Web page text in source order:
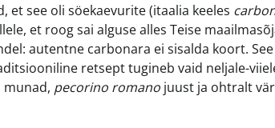
see oli söekaevurite (itaalia keeles
et roog sai alguse alles Teise
autentne carbonara ei sisalda koort.
retsept tugineb vaid neljale-
munad, pecorino romano juust ja ohtralt